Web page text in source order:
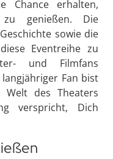
Chance erhalten,
zu genießen. Die
sowie die
Eventreihe zu
und Filmfans
Fan bist
des Theaters
verspricht, Dich